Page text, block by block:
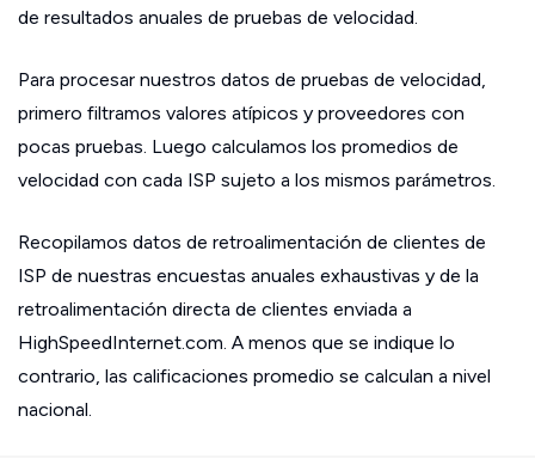
de resultados anuales de pruebas de velocidad.
Para procesar nuestros datos de pruebas de velocidad,
primero filtramos valores atípicos y proveedores con
pocas pruebas. Luego calculamos los promedios de
velocidad con cada ISP sujeto a los mismos parámetros.
Recopilamos datos de retroalimentación de clientes de
ISP de nuestras encuestas anuales exhaustivas y de la
retroalimentación directa de clientes enviada a
HighSpeedInternet.com. A menos que se indique lo
contrario, las calificaciones promedio se calculan a nivel
nacional.